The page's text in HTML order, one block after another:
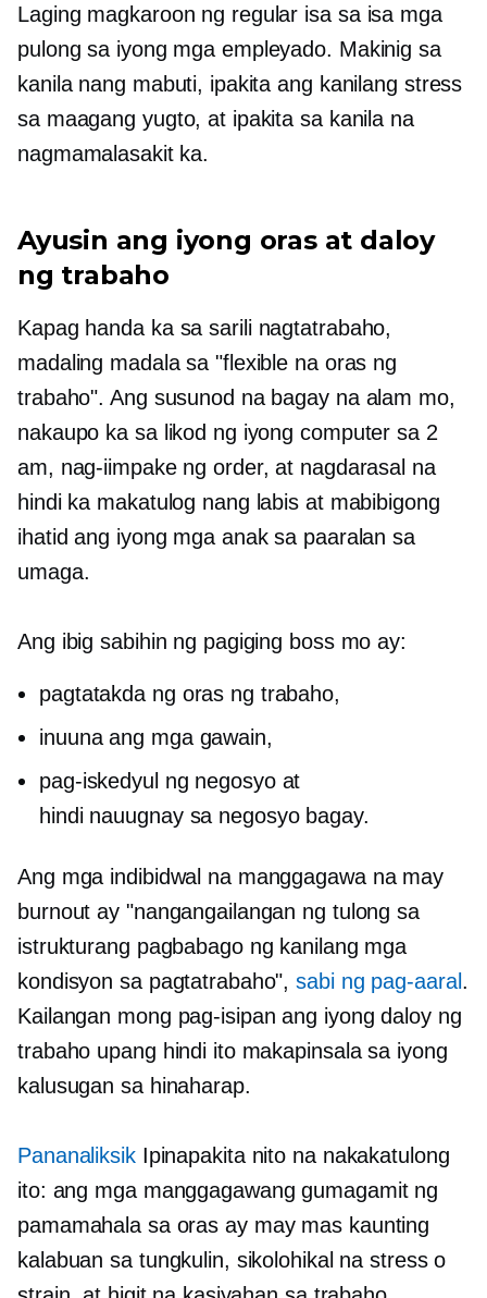
Laging magkaroon ng regular isa sa isa mga
pulong sa iyong mga empleyado. Makinig sa
kanila nang mabuti, ipakita ang kanilang stress
sa maagang yugto, at ipakita sa kanila na
nagmamalasakit ka.
Ayusin ang iyong oras at daloy
ng trabaho
Kapag handa ka sa sarili nagtatrabaho,
madaling madala sa "flexible na oras ng
trabaho". Ang susunod na bagay na alam mo,
nakaupo ka sa likod ng iyong computer sa 2
am, nag-iimpake ng order, at nagdarasal na
hindi ka makatulog nang labis at mabibigong
ihatid ang iyong mga anak sa paaralan sa
umaga.
Ang ibig sabihin ng pagiging boss mo ay:
pagtatakda ng oras ng trabaho,
inuuna ang mga gawain,
pag-iskedyul ng negosyo at
hindi nauugnay sa negosyobagay.
Ang mga indibidwal na manggagawa na may
burnout ay "nangangailangan ng tulong sa
istrukturang pagbabago ng kanilang mga
kondisyon sa pagtatrabaho",sabi ng pag-aaral .
Kailangan mong pag-isipan ang iyong daloy ng
trabaho upang hindi ito makapinsala sa iyong
kalusugan sa hinaharap.
PananaliksikIpinapakita nito na nakakatulong
ito: ang mga manggagawang gumagamit ng
pamamahala sa oras ay may mas kaunting
kalabuan sa tungkulin, sikolohikal na stress o